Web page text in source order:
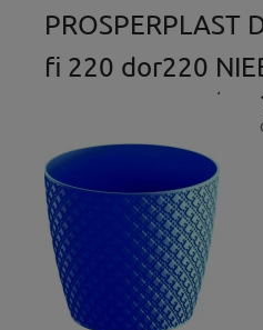
PROSPERPLAST
fi 220 dor220